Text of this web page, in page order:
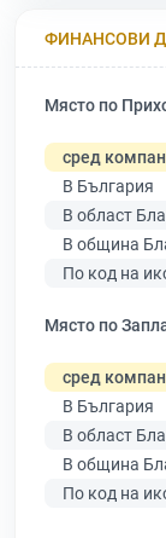
ФИНАНСОВИ
Място по
сред
В България
В област
В община
По код на
Място по
сред
В България
В област
В община
По код на